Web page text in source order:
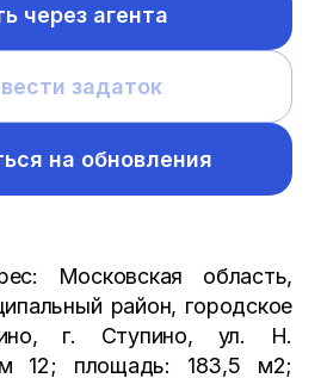
через агента
задаток
на обновления
Московская область,
район, городское
г. Ступино, ул. Н.
12; площадь: 183,5 м2;